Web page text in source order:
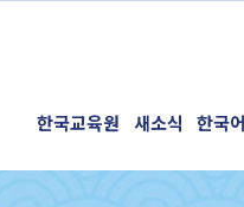
한국교육원 새소식 한국